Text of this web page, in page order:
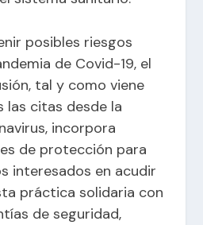
posibles riesgos
de Covid-19, el
tal y como viene
las citas desde la
incorpora
de protección para
interesados en acudir
práctica solidaria con
de seguridad,